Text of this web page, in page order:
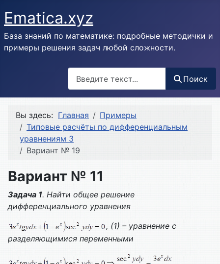
Ematica.xyz
База знаний по математике: подробные методички и
примеры решения задач любой сложности.
Поиск
Вы здесь: Главная
Примеры
Типовые расчёты по дифференциальным
уравнениям 3
Вариант № 19
Вариант № 11
Задача 1. Найти общее решение
дифференциального уравнения
, (1) – уравнение с
разделяющимися переменными